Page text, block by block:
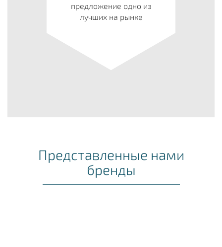
предложение одно из
лучших на рынке
Представленные нами
бренды